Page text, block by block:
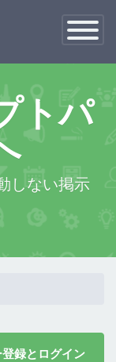
Toggle
×
トパ
しない掲示
録とログイン